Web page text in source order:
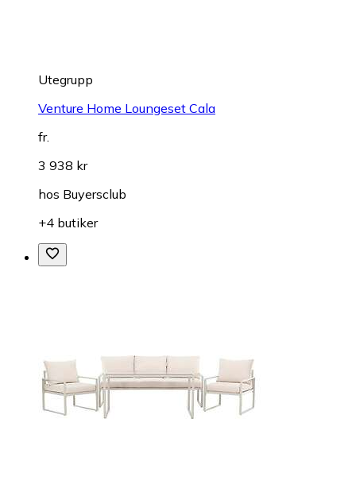
Utegrupp
Venture Home Loungeset Cala
fr.
3 938 kr
hos Buyersclub
+4 butiker